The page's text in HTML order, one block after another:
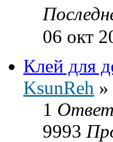
06 окт
Клей для
KsunReh »
1
9993